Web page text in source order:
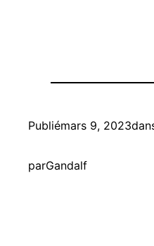
Publiémars 9, 2023
parGandalf